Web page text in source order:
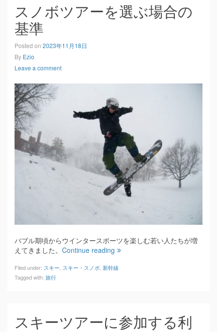
スノボツアーを選ぶ場合の
基準
Posted on 2023年11月18日
By Ezio
Leave a comment
バブル期頃からウインタースポーツを楽しむ若い人たちが増
えてきました。 Continue reading
Filed under: スキー スキー・スノボ 新幹線
Tagged with: 旅行
スキーツアーに参加する利